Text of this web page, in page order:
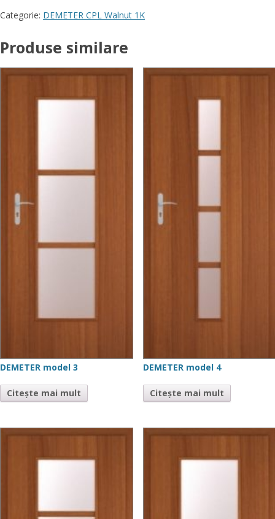
Categorie: DEMETER CPL Walnut 1K
Produse similare
DEMETER model 3
Citește mai mult
DEMETER model 4
Citește mai mult